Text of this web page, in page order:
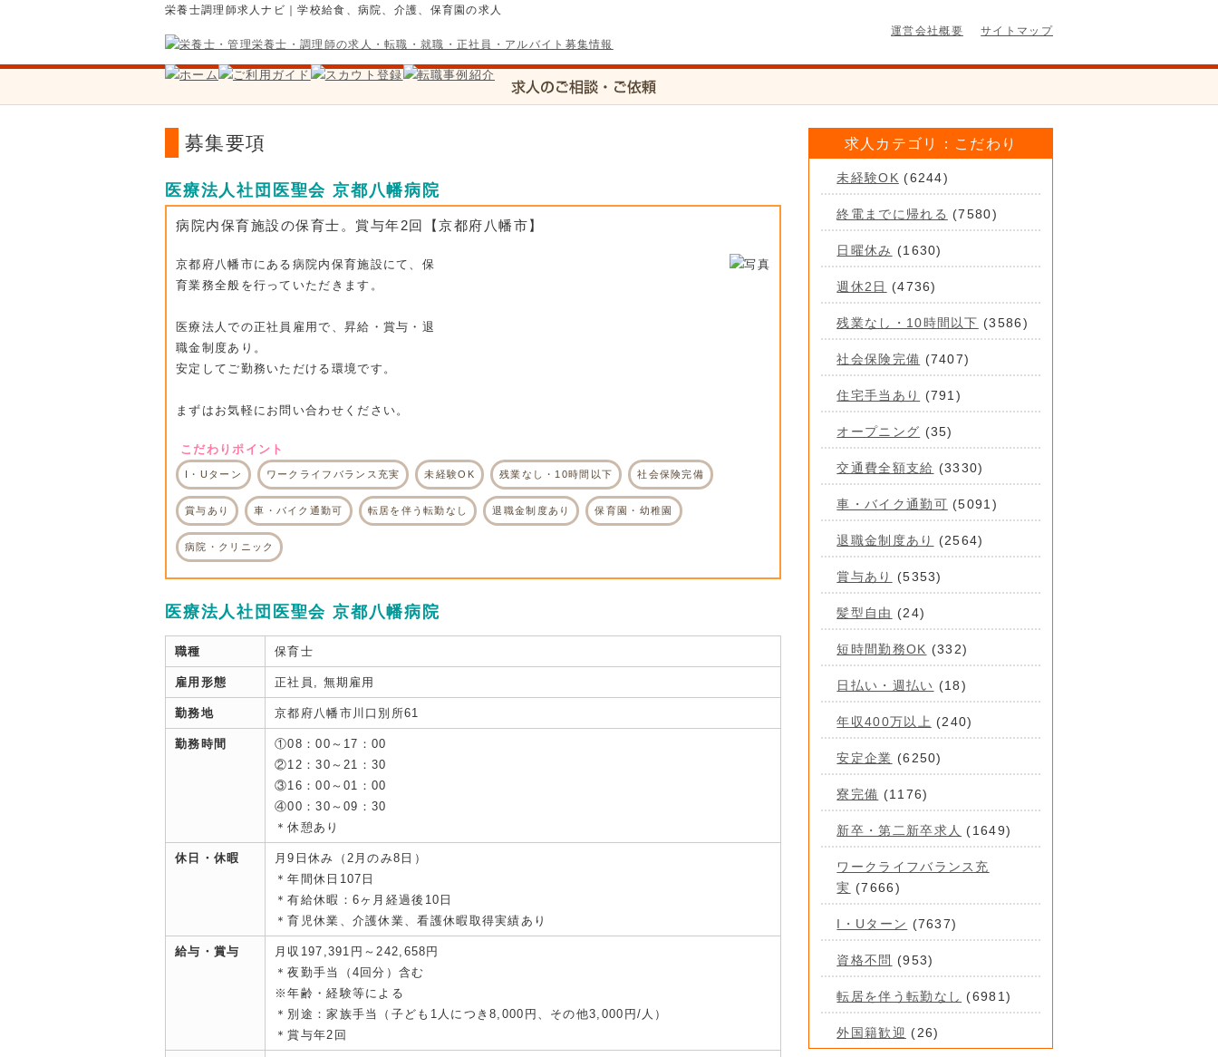
栄養士調理師求人ナビ｜学校給食、病院、介護、保育園の求人
運営会社概要
サイトマップ
募集要項
医療法人社団医聖会 京都八幡病院
病院内保育施設の保育士。賞与年2回【京都府八幡市】
京都府八幡市にある病院内保育施設にて、保
育業務全般を行っていただきます。
医療法人での正社員雇用で、昇給・賞与・退
職金制度あり。
安定してご勤務いただける環境です。
まずはお気軽にお問い合わせください。
こだわりポイント
I・Uターン ワークライフバランス充実 未経験OK 残業なし・10時間以下 社会保険完備
賞与あり 車・バイク通勤可 転居を伴う転勤なし 退職金制度あり 保育園・幼稚園
病院・クリニック
医療法人社団医聖会 京都八幡病院
職種 保育士
雇用形態 正社員, 無期雇用
勤務地 京都府八幡市川口別所61
勤務時間
①08：00～17：00
②12：30～21：30
③16：00～01：00
④00：30～09：30
＊休憩あり
休日・休暇
月9日休み（2月のみ8日）
＊年間休日107日
＊有給休暇：6ヶ月経過後10日
＊育児休業、介護休業、看護休暇取得実績あり
給与・賞与
月収197,391円～242,658円
＊夜勤手当（4回分）含む
※年齢・経験等による
＊別途：家族手当（子ども1人につき8,000円、その他3,000円/人）
＊賞与年2回
求人カテゴリ：こだわり
未経験OK (6244)
終電までに帰れる (7580)
日曜休み (1630)
週休2日 (4736)
残業なし・10時間以下 (3586)
社会保険完備 (7407)
住宅手当あり (791)
オープニング (35)
交通費全額支給 (3330)
車・バイク通勤可 (5091)
退職金制度あり (2564)
賞与あり (5353)
髪型自由 (24)
短時間勤務OK (332)
日払い・週払い (18)
年収400万以上 (240)
安定企業 (6250)
寮完備 (1176)
新卒・第二新卒求人 (1649)
ワークライフバランス充
実 (7666)
I・Uターン (7637)
資格不問 (953)
転居を伴う転勤なし (6981)
外国籍歓迎 (26)